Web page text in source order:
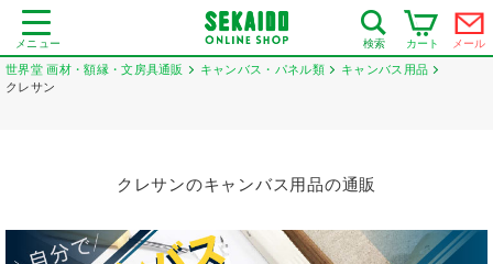
メニュー 検索 カート メール
世界堂 画材・額縁・文房具通販 キャンバス・パネル類
キャンバス用品
クレサン
クレサンのキャンバス用品の通販